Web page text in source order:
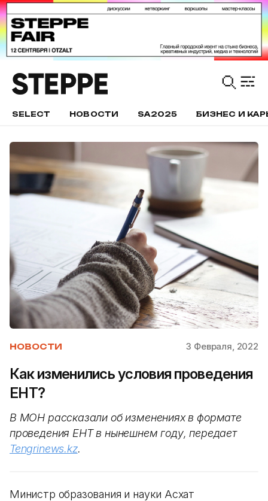
SELECT НОВОСТИ SA2025 БИЗНЕС И
НОВОСТИ 3 Февраля, 2022
Как изменились условия проведения
ЕНТ?
В МОН рассказали об изменениях в формате
проведения ЕНТ в нынешнем году, передает
Tengrinews.kz.
Министр образования и науки Асхат